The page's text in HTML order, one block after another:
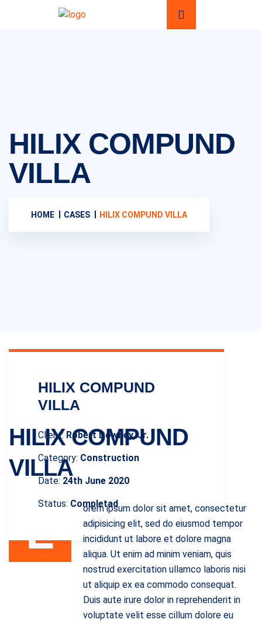
HILIX COMPUND
VILLA
HOME CASES HILIX COMPUND VILLA
HILIX COMPUND
VILLA
Client: Robert Downey, Jr.
Category: Construction
Date: 24th June 2020
Status: Completad
HILIX COMPUND
VILLA
L
orem ipsum dolor sit amet, consectetur
adipisicing elit, sed do eiusmod tempor
incididunt ut labore et dolore magna
aliqua. Ut enim ad minim veniam, quis
nostrud exercitation ullamco laboris nisi
ut aliquip ex ea commodo consequat.
Duis aute irure dolor in reprehenderit in
voluptate velit esse cillum dolore eu